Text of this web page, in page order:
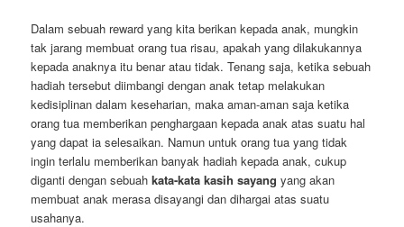
Dalam sebuah reward yang kita berikan kepada anak, mungkin
tak jarang membuat orang tua risau, apakah yang dilakukannya
kepada anaknya itu benar atau tidak. Tenang saja, ketika sebuah
hadiah tersebut diimbangi dengan anak tetap melakukan
kedisiplinan dalam keseharian, maka aman-aman saja ketika
orang tua memberikan penghargaan kepada anak atas suatu hal
yang dapat ia selesaikan. Namun untuk orang tua yang tidak
ingin terlalu memberikan banyak hadiah kepada anak, cukup
diganti dengan sebuahkata-kata kasih sayang yang akan
membuat anak merasa disayangi dan dihargai atas suatu
usahanya.